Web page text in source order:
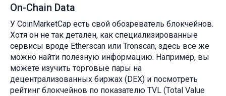
On-Chain Data
У CoinMarketCap есть свой обозреватель блокчейнов.
Хотя он не так детален, как специализированные
сервисы вроде Etherscan или Tronscan, здесь все же
можно найти полезную информацию. Например, вы
можете изучить торговые пары на
децентрализованных биржах (DEX) и посмотреть
рейтинг блокчейнов по показателю TVL (Total Value